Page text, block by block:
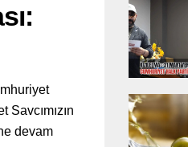
Savcımızın
devam